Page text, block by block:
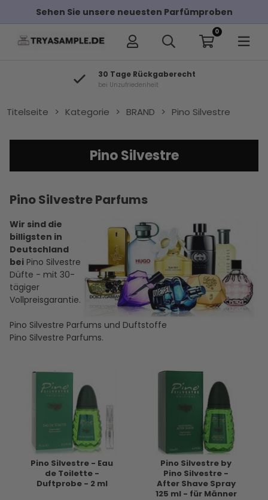
Sehen Sie unsere neuesten Parfümproben
0
30 Tage Rückgaberecht
bei Unzufriedenheit
Titelseite > Kategorie > BRAND > Pino Silvestre
Pino Silvestre
Pino Silvestre Parfums
Wir sind die
billigsten in
Deutschland
bei Pino Silvestre
Düfte - mit 30-
tägiger
Vollpreisgarantie.
Pino Silvestre Parfums und Duftstoffe
Pino Silvestre Parfums.
Pino Silvestre - Eau
de Toilette -
Duftprobe - 2 ml
Pino Silvestre by
Pino Silvestre -
After Shave Spray
125 ml - für Männer